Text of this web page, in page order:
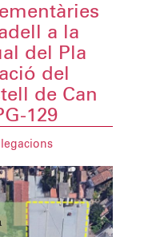
a la
del Pla
del
de Can
129